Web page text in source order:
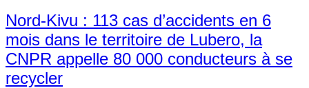
Nord-Kivu : 113 cas d’accidents en 6
mois dans le territoire de Lubero, la
CNPR appelle 80 000 conducteurs à se
recycler